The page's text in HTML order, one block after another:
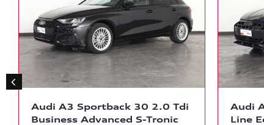
Audi A3 Sportback 30 2.0 Tdi
Business Advanced S-Tronic
Audi
Line